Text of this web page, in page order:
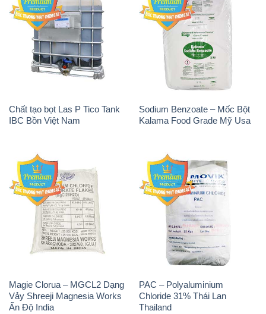
Chất tạo bọt Las P Tico Tank
IBC Bồn Việt Nam
Sodium Benzoate – Mốc Bột
Kalama Food Grade Mỹ Usa
Magie Clorua – MGCL2 Dạng
Vảy Shreeji Magnesia Works
Ấn Độ India
PAC – Polyaluminium
Chloride 31% Thái Lan
Thailand